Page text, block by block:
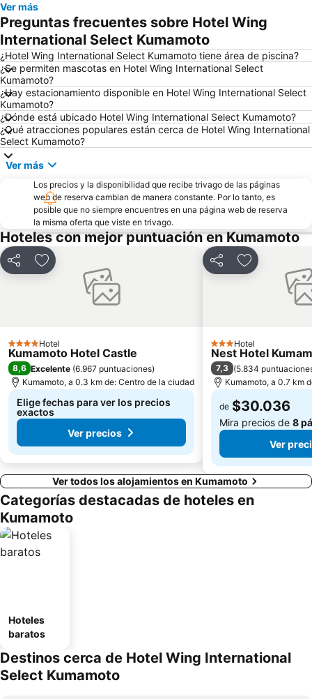
Ver más
Preguntas frecuentes sobre Hotel Wing
International Select Kumamoto
¿Hotel Wing International Select Kumamoto tiene área de piscina?
¿Se permiten mascotas en Hotel Wing International Select
Kumamoto?
¿Hay estacionamiento disponible en Hotel Wing International Select
Kumamoto?
¿Dónde está ubicado Hotel Wing International Select Kumamoto?
¿Qué atracciones populares están cerca de Hotel Wing International
Select Kumamoto?
Ver más
Los precios y la disponibilidad que recibe trivago de las páginas
web de reserva cambian de manera constante. Por lo tanto, es
posible que no siempre encuentres en una página web de reserva
la misma oferta que viste en trivago.
Hoteles con mejor puntuación en Kumamoto
CompartirAgregar a favoritos
4 Estrellas
Hotel
Kumamoto Hotel Castle
8,6 Excelente (6.967 puntuaciones)
Kumamoto, a 0.3 km de: Centro de la ciudad
Elige fechas para ver los precios
exactos
Ver precios
CompartirAgregar a
3 Estrellas
Hotel
Nest Hotel
7,3 (5.834
Kumamoto, a 0.7 km
de $30.036
Mira precios de 8
Ver
Ver todos los alojamientos en Kumamoto
Categorías destacadas de hoteles en
Kumamoto
Hoteles
baratos
Destinos cerca de Hotel Wing International
Select Kumamoto